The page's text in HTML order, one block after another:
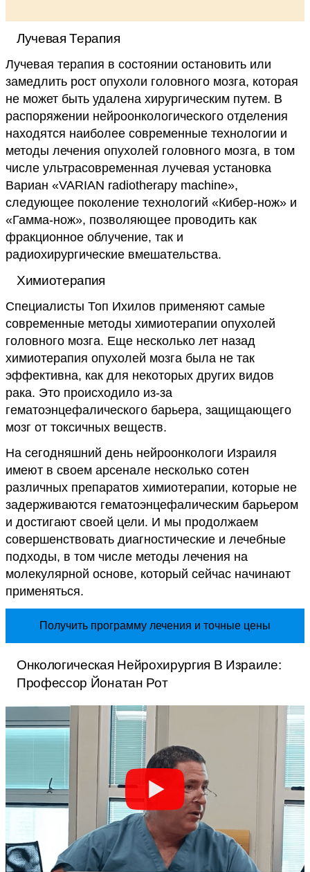
Лучевая Терапия
Лучевая терапия в состоянии остановить или
замедлить рост опухоли головного мозга, которая
не может быть удалена хирургическим путем. В
распоряжении нейроонкологического отделения
находятся наиболее современные технологии и
методы лечения опухолей головного мозга, в том
числе ультрасовременная лучевая установка
Вариан «VARIAN radiotherapy machine»,
следующее поколение технологий «Кибер-нож» и
«Гамма-нож», позволяющее проводить как
фракционное облучение, так и
радиохирургические вмешательства.
Химиотерапия
Специалисты Топ Ихилов применяют самые
современные методы химиотерапии опухолей
головного мозга. Еще несколько лет назад
химиотерапия опухолей мозга была не так
эффективна, как для некоторых других видов
рака. Это происходило из-за
гематоэнцефалического барьера, защищающего
мозг от токсичных веществ.
На сегодняшний день нейроонкологи Израиля
имеют в своем арсенале несколько сотен
различных препаратов химиотерапии, которые не
задерживаются гематоэнцефалическим барьером
и достигают своей цели. И мы продолжаем
совершенствовать диагностические и лечебные
подходы, в том числе методы лечения на
молекулярной основе, который сейчас начинают
применяться.
Получить программу лечения и точные цены
Онкологическая Нейрохирургия В Израиле:
Профессор Йонатан Рот